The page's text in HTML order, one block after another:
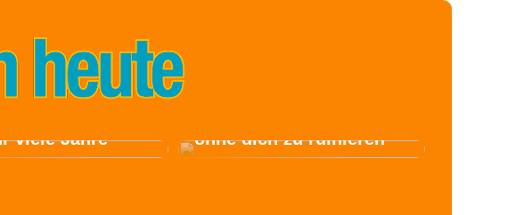
viele Jahre
ohne dich zu ruinieren